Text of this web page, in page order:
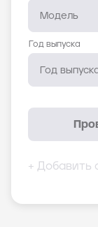
Год выпуска
+ Добавить